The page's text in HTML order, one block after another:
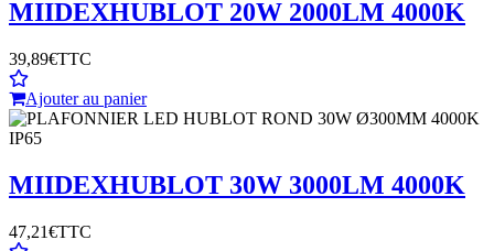
MIIDEXHUBLOT 20W 2000LM 4000K
39,89€TTC
Ajouter au panier
MIIDEXHUBLOT 30W 3000LM 4000K
47,21€TTC